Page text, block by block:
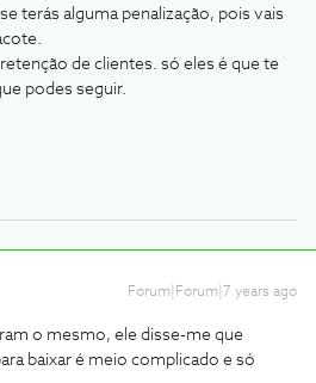
terás alguma penalização, pois vais
retenção de clientes. só eles é que te
podes seguir.
Forum|Forum|7 years ago
o mesmo, ele disse-me que
baixar é meio complicado e só